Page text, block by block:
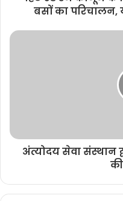
बसों का परिचालन,
अंत्योदय सेवा संस्थान